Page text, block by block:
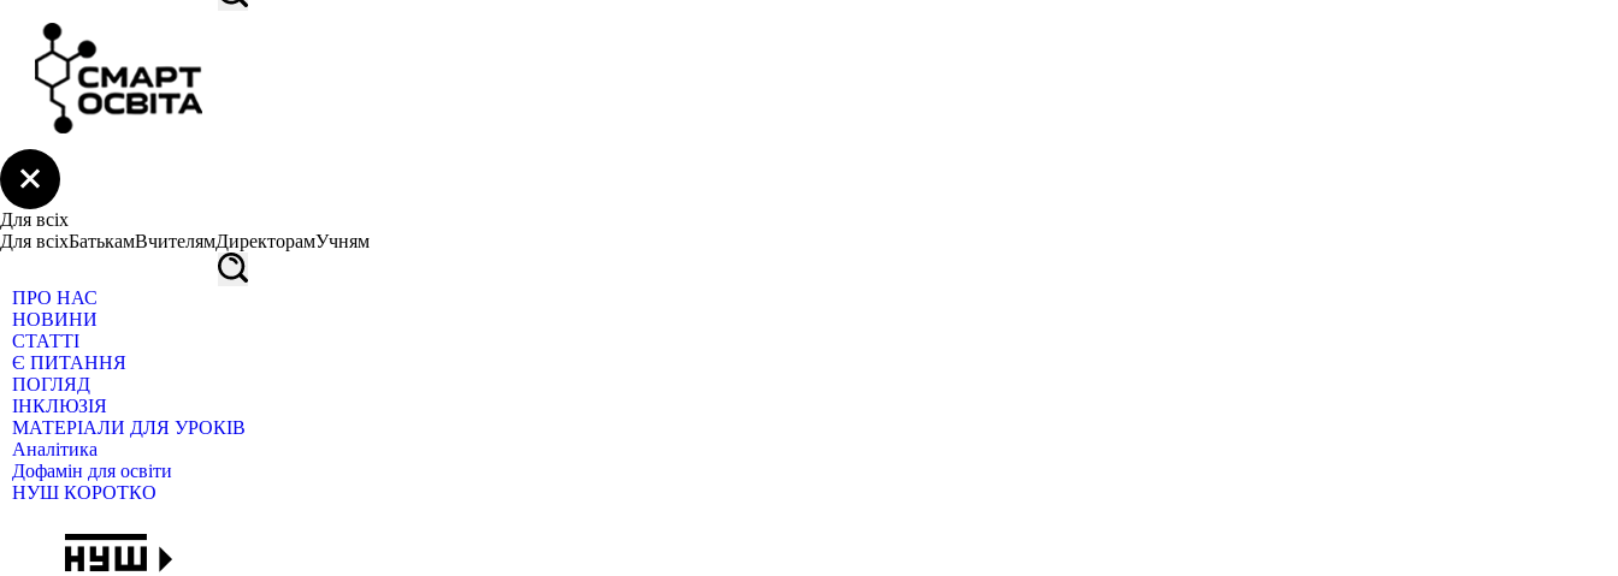
Для всіх
Для всіхБатькамВчителямДиректорамУчням
ПРО НАС
НОВИНИ
СТАТТІ
Є ПИТАННЯ
ПОГЛЯД
ІНКЛЮЗІЯ
МАТЕРІАЛИ ДЛЯ УРОКІВ
Аналітика
Дофамін для освіти
НУШ КОРОТКО